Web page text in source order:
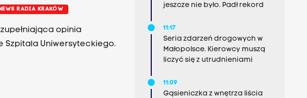
NEWS RADIA KRAKÓW
opinia
Uniwersyteckiego.
jeszcze nie było. Padł rekord
11:17
Seria zdarzeń drogowych w
Małopolsce. Kierowcy muszą
liczyć się z utrudnieniami
11:09
Gąsieniczka z wnętrza liścia